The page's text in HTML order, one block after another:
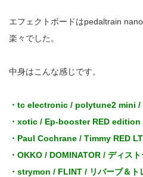
エフェクトボードはpedaltrain
楽々でした。
中身はこんな感じです。
・tc electronic / polytune2 mini /
・xotic / Ep-booster RED edition
・Paul Cochrane / Timmy RED
・OKKO / DOMINATOR / ディス
・strymon / FLINT / リバーブ＆ト